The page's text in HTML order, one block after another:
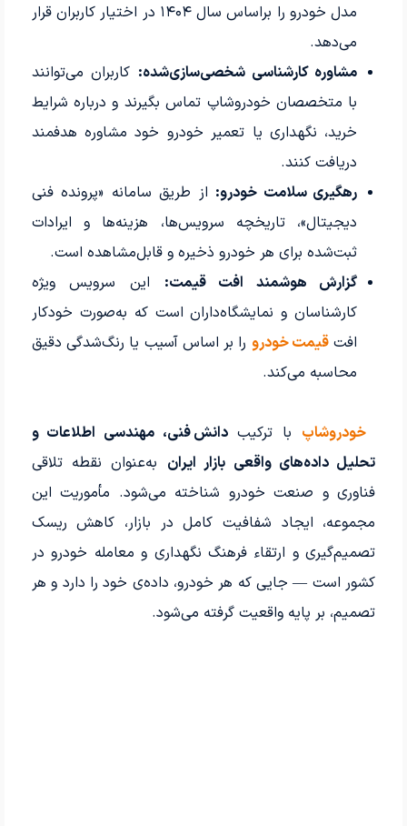
مدل خودرو را براساس سال ۱۴۰۴ در اختیار کاربران قرار
می‌دهد.
مشاوره کارشناسی شخصی‌سازی‌شده: کاربران می‌توانند
با متخصصان خودروشاپ تماس بگیرند و درباره شرایط
خرید، نگهداری یا تعمیر خودرو خود مشاوره هدفمند
دریافت کنند.
رهگیری سلامت خودرو: از طریق سامانه «پرونده فنی
دیجیتال»، تاریخچه سرویس‌ها، هزینه‌ها و ایرادات
ثبت‌شده برای هر خودرو ذخیره و قابل‌مشاهده است.
گزارش هوشمند افت قیمت: این سرویس ویژه
کارشناسان و نمایشگاه‌داران است که به‌صورت خودکار
افتقیمت خودرو را بر اساس آسیب یا رنگ‌شدگی دقیق
محاسبه می‌کند.
خودروشاپ با ترکیبدانش فنی، مهندسی اطلاعات و
تحلیل داده‌های واقعی بازار ایران به‌عنوان نقطه تلاقی
فناوری و صنعت خودرو شناخته می‌شود. مأموریت این
مجموعه، ایجاد شفافیت کامل در بازار، کاهش ریسک
تصمیم‌گیری و ارتقاء فرهنگ نگهداری و معامله خودرو در
کشور است — جایی که هر خودرو، داده‌ی خود را دارد و هر
تصمیم، بر پایه واقعیت گرفته می‌شود.